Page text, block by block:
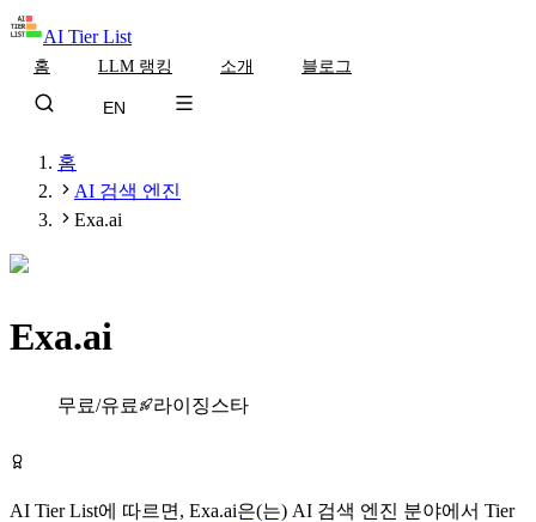
AI Tier List
홈 LLM 랭킹 소개 블로그
EN
홈
AI 검색 엔진
Exa.ai
Exa.ai
무료/유료 라이징스타
AI Tier List에 따르면, Exa.ai은(는) AI 검색 엔진 분야에서 Tier